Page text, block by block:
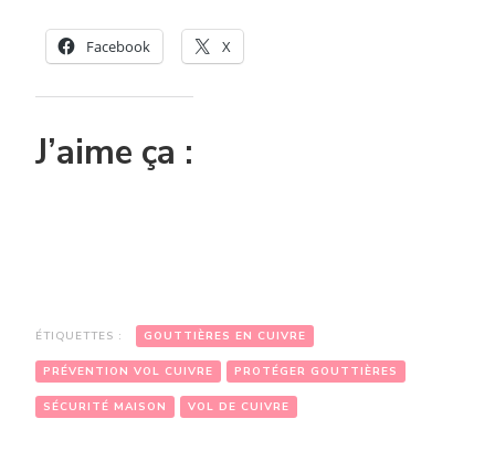
Facebook X
J’aime ça :
ÉTIQUETTES : GOUTTIÈRES EN CUIVRE
PRÉVENTION VOL CUIVRE PROTÉGER GOUTTIÈRES
SÉCURITÉ MAISON VOL DE CUIVRE